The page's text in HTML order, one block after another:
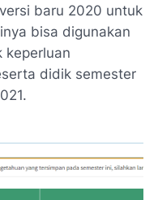
baru 2020 untuk
bisa digunakan
keperluan
didik semester